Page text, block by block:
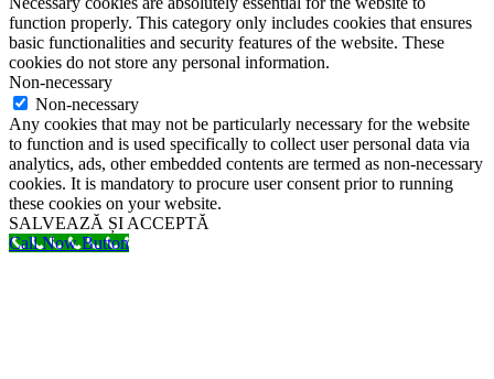
function properly. This category only includes cookies that ensures
basic functionalities and security features of the website. These
cookies do not store any personal information.
Non-necessary
Non-necessary
Any cookies that may not be particularly necessary for the website
to function and is used specifically to collect user personal data via
analytics, ads, other embedded contents are termed as non-necessary
cookies. It is mandatory to procure user consent prior to running
these cookies on your website.
SALVEAZĂ ȘI ACCEPTĂ
Call Now Button